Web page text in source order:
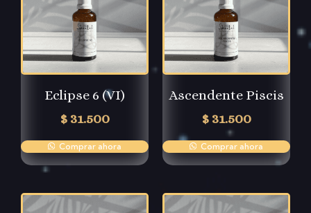
Eclipse 6 (VI)
$ 31.500
Comprar ahora
Ascendente Piscis
$ 31.500
Comprar ahora